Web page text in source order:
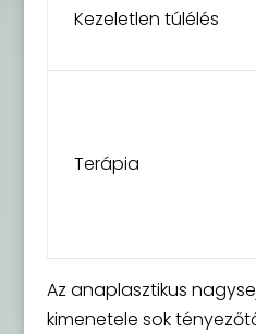
Kezeletlen túlélés
Terápia
Az anaplasztikus
kimenetele sok